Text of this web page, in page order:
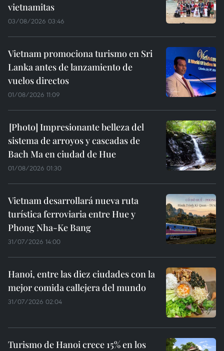
vietnamitas
03/08/2026 03:46
Vietnam promociona turismo en Sri
Lanka antes de lanzamiento de
vuelos directos
01/08/2026 11:09
Impresionante belleza del
sistema de arroyos y cascadas de
Bach Ma en ciudad de Hue
01/08/2026 01:30
Vietnam desarrollará nueva ruta
turística ferroviaria entre Hue y
Phong Nha-Ke Bang
31/07/2026 14:00
Hanoi, entre las diez ciudades con la
mejor comida callejera del mundo
31/07/2026 02:04
Turismo de Hanoi crece 15% en los